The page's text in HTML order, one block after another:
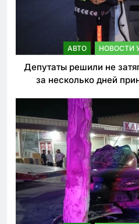
АВТО НОВОСТИ
Депутаты решили не
за несколько дней